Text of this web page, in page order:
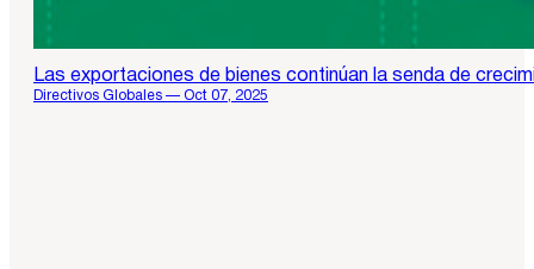
Las exportaciones de bienes continúan la senda de
Directivos Globales — Oct 07, 2025